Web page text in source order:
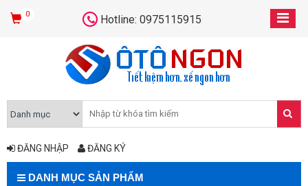
0 Hotline: 0975115915
ĐĂNG NHẬP ĐĂNG KÝ
DANH MỤC SẢN PHẨM